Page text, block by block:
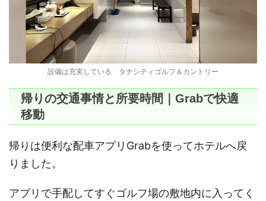
設備は充実している タナシティゴルフ＆カントリー
帰りの交通事情と所要時間｜Grabで快適
移動
帰りは便利な配車アプリGrabを使ってホテルへ戻
りました。
アプリで手配してすぐゴルフ場の敷地内に入ってく